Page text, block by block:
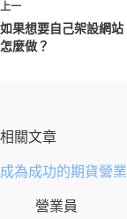
上一
如果想要自己架設網站
怎麼做？
相關文章
成為成功的期貨營
營業員